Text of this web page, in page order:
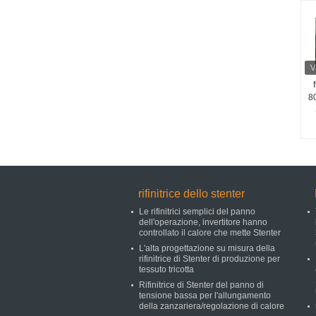
rifinitrice dello stenter
Le rifinitrici semplici del panno
dell'operazione, invertitore hanno
controllato il calore che mette Stenter
L'alta progettazione su misura della
rifinitrice di Stenter di produzione per
tessuto tricotta
Rifinitrice di Stenter del panno di
tensione bassa per l'allungamento
della zanzariera/regolazione di calore